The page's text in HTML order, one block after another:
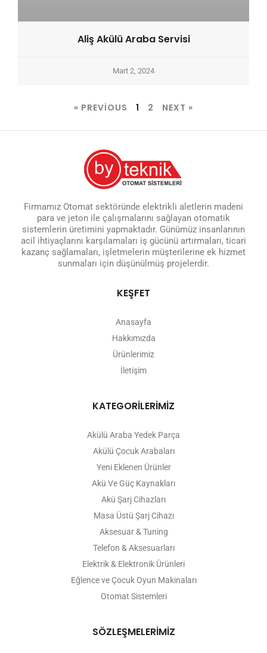
Aliş Akülü Araba Servisi
Mart 2, 2024
« PREVIOUS 1 2 NEXT »
Firmamız Otomat sektöründe elektrikli aletlerin madeni
para ve jeton ile çalışmalarını sağlayan otomatik
sistemlerin üretimini yapmaktadır. Günümüz insanlarının
acil ihtiyaçlarını karşılamaları iş gücünü artırmaları, ticari
kazanç sağlamaları, işletmelerin müşterilerine ek hizmet
sunmaları için düşünülmüş projelerdir.
KEŞFET
Anasayfa
Hakkımızda
Ürünlerimiz
İletişim
KATEGORİLERİMİZ
Akülü Araba Yedek Parça
Akülü Çocuk Arabaları
Yeni Eklenen Ürünler
Akü Ve Güç Kaynakları
Akü Şarj Cihazları
Masa Üstü Şarj Cihazı
Aksesuar & Tuning
Telefon & Aksesuarları
Elektrik & Elektronik Ürünleri
Eğlence ve Çocuk Oyun Makinaları
Otomat Sistemleri
SÖZLEŞMELERİMİZ